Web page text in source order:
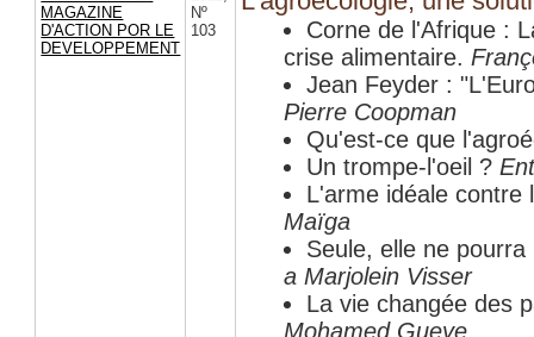
MAGAZINE
D'ACTION POR LE
DEVELOPPEMENT
Nº
103
Corne de l'Afrique :
crise alimentaire.
Jean Feyder :
Pierre Coopman
Qu'est-ce que
Un trompe-l'oeil ?
L'arme idéale
Maïga
Seule, elle ne
a Marjolein Visser
La vie changée des
Mohamed Gueye